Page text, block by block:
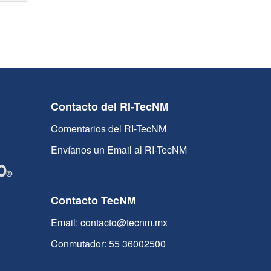
Contacto del RI-TecNM
Comentarios del RI-TecNM
Envíanos un Email al RI-TecNM
Contacto TecNM
Email: contacto@tecnm.mx
Conmutador: 55 36002500